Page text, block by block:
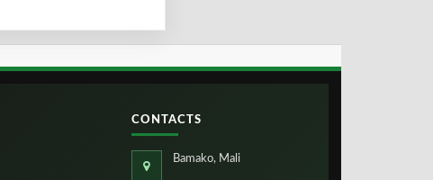
CONTACTS
Bamako, Mali